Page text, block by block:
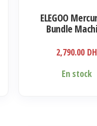
ELEGOO
Bundle
2,790.00 DH
En stock